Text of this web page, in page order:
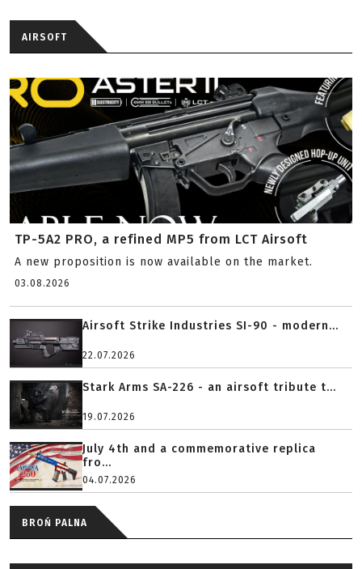
AIRSOFT
TP-5A2 PRO, a refined MP5 from LCT Airsoft
A new proposition is now available on the market.
03.08.2026
Airsoft Strike Industries SI-90 - modern...
22.07.2026
Stark Arms SA-226 - an airsoft tribute t...
19.07.2026
July 4th and a commemorative replica
fro...
04.07.2026
BROŃ PALNA